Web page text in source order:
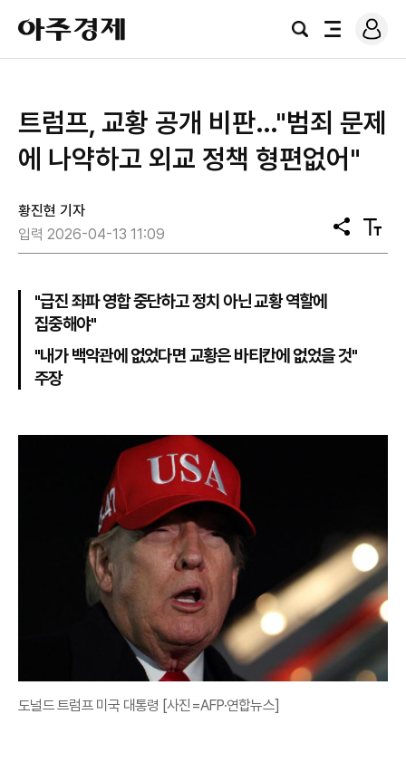
아
주
경
검
전
로
그
트럼프, 교황 공개 비판…"범죄 문제
에 나약하고 외교 정책 형편없어"
황진현 기자
입력 2026-04-13 11:09
공
유
텍
스
"급진 좌파 영합 중단하고 정치 아닌 교황 역할에
집중해야"
"내가 백악관에 없었다면 교황은 바티칸에 없었을 것"
주장
도널드 트럼프 미국 대통령 [사진=AFP·연합뉴스]